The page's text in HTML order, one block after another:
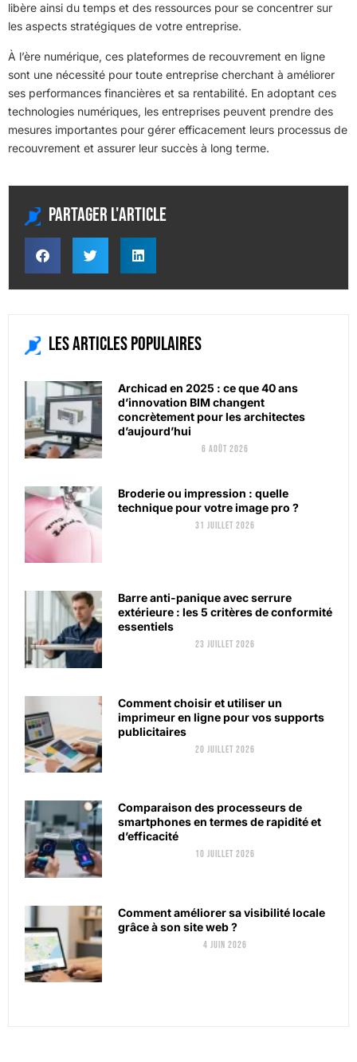
libère ainsi du temps et des ressources pour se concentrer sur
les aspects stratégiques de votre entreprise.
À l’ère numérique, ces plateformes de recouvrement en ligne
sont une nécessité pour toute entreprise cherchant à améliorer
ses performances financières et sa rentabilité. En adoptant ces
technologies numériques, les entreprises peuvent prendre des
mesures importantes pour gérer efficacement leurs processus de
recouvrement et assurer leur succès à long terme.
Partager l'article
Les articles populaires
Archicad en 2025 : ce que 40 ans
d’innovation BIM changent
concrètement pour les architectes
d’aujourd’hui
6 août 2026
Broderie ou impression : quelle
technique pour votre image pro ?
31 juillet 2026
Barre anti-panique avec serrure
extérieure : les 5 critères de conformité
essentiels
23 juillet 2026
Comment choisir et utiliser un
imprimeur en ligne pour vos supports
publicitaires
20 juillet 2026
Comparaison des processeurs de
smartphones en termes de rapidité et
d’efficacité
10 juillet 2026
Comment améliorer sa visibilité locale
grâce à son site web ?
4 juin 2026